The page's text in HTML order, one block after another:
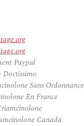
Paypal
Sans Ordonnance
En France
Canada